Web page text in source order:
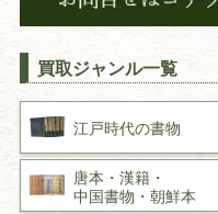
買取ジャンル一覧
江戸時代の書物
唐本・漢籍・
中国書物・朝鮮本